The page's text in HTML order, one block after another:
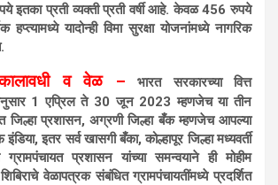
इतका प्रती व्यक्ती प्रती वर्षी आहे. केवळ 456 रुपये
हप्त्यामध्ये यादोन्ही विमा सुरक्षा योजनांमध्ये नागरिक
कालावधी व वेळ – भारत सरकारच्या वित्त
1 एप्रिल ते 30 जून 2023 म्हणजेच या तीन
जिल्हा प्रशासन, अग्रणी जिल्हा बँक म्हणजेच आपल्या
इतर सर्व खासगी बँका, कोल्हापूर जिल्हा मध्यवर्ती
प्रशासन यांच्या समन्वयाने ही मोहीम
वेळापत्रक संबंधित ग्रामपंचायतींमध्ये प्रदर्शित